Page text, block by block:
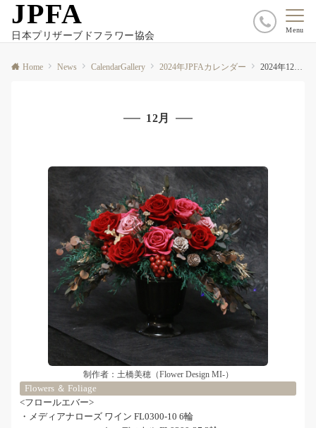
JPFA
日本プリザーブドフラワー協会
Menu
Home News CalendarGallery 2024年JPFAカレンダー 2024年12月カレンダーレシピ
12月
制作者：土橋美穂（Flower Design MI-）
Flowers ＆ Foliage
<フロールエバー>
・メディアナローズ ワイン FL0300-10 6輪